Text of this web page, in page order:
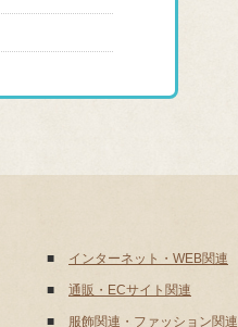
インターネット・WEB関連
■
通販・ECサイト関連
■
服飾関連・ファッション関連
■